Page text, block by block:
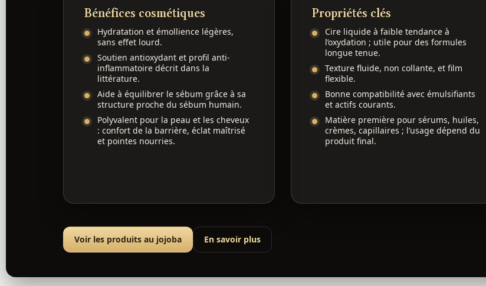
Bénéfices cosmétiques
Hydratation et émollience légères,
sans effet lourd.
Soutien antioxydant et profil anti-
inflammatoire décrit dans la
littérature.
Aide à équilibrer le sébum grâce à sa
structure proche du sébum humain.
Polyvalent pour la peau et les cheveux
: confort de la barrière, éclat maîtrisé
et pointes nourries.
Propriétés clés
Cire liquide à faible tendance à
l’oxydation ; utile pour des formules
longue tenue.
Texture fluide, non collante, et film
flexible.
Bonne compatibilité avec émulsifiants
et actifs courants.
Matière première pour sérums, huiles,
crèmes, capillaires ; l’usage dépend du
produit final.
Voir les produits au jojoba En savoir plus